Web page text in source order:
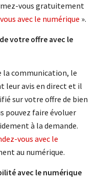
vous gratuitement
avec le numérique ».
votre offre avec le
la communication, le
leur avis en direct et il
sur votre offre de bien
pouvez faire évoluer
à la demande.
vous avec le
au numérique.
avec le numérique